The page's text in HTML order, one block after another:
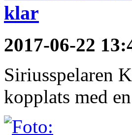
klar
2017-06-22
Siriusspelaren
kopplats med